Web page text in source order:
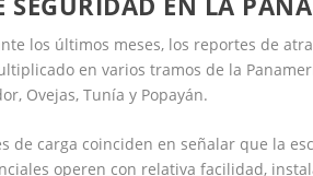
los últimos meses, los reportes de
en varios tramos de la
Ovejas, Tunía y Popayán.
carga coinciden en señalar que la
operen con relativa facilidad,